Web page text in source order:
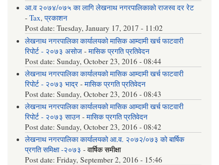
आ.व २०७४/०७५ का लागि लेखनाथ नगरपालिकाको राजस्व दर रेट
-Tax,प्रकाशन
Post date:Tuesday, January 17, 2017 - 11:02
लेखनाथ नगरपालिका कार्यालयको मासिक आम्दामी खर्च फाटवारी
रिपोर्ट - २०७३ असोज -मासिक प्रगति प्रतिवेदन
Post date:Sunday, October 23, 2016 - 08:44
लेखनाथ नगरपालिका कार्यालयको मासिक आम्दामी खर्च फाटवारी
रिपोर्ट - २०७३ भाद्र-मासिक प्रगति प्रतिवेदन
Post date:Sunday, October 23, 2016 - 08:43
लेखनाथ नगरपालिका कार्यालयको मासिक आम्दामी खर्च फाटवारी
रिपोर्ट - २०७३ साउन-मासिक प्रगति प्रतिवेदन
Post date:Sunday, October 23, 2016 - 08:42
लेखनाथ नगरपालिका कार्यालयको आ.व. २०७२/०७३ को बार्षिक
प्रगति समिक्षा -२०७३-वार्षिक समीक्षा
Post date:Friday, September 2, 2016 - 15:46